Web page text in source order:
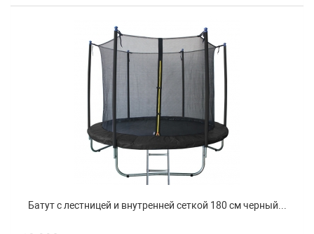
Батут с лестницей и внутренней сеткой 180 см черный...